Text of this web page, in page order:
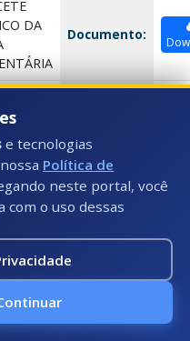
DA
Documento:
DA
EXTRA-
DA
Documento:
DA
EXTRA
e tecnologias
Política de
neste portal, você
com o uso dessas